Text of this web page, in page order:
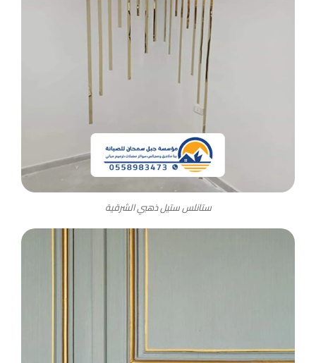
ستانلس ستيل ذهبي الشرقية